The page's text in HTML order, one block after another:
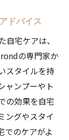
ドバイス
宅ケアは、
の専門家か
スタイルを持
ャンプーやト
の効果を自宅
ングやスタイ
でのケアがよ